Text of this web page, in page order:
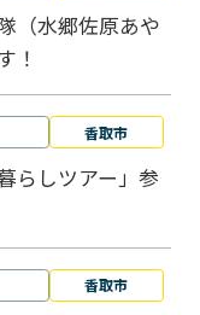
（水郷佐原あや
！
香取市
らしツアー」参
香取市